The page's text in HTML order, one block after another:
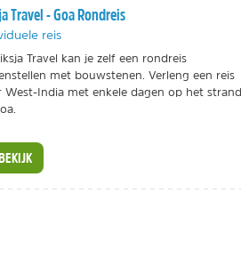
Travel - Goa Rondreis
reis
Travel kan je zelf een rondreis
met bouwstenen. Verleng een reis
West-India met enkele dagen op het strand